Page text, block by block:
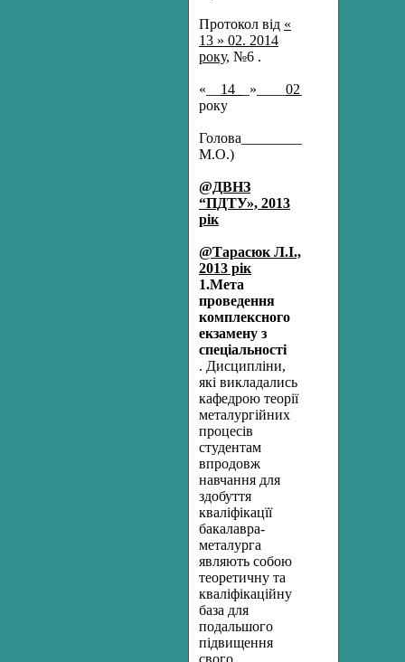
Протокол від «
13 » 02. 2014
року, №6 .
«__ 14_ _»____ 02
року
М.О.)
@ДВНЗ
“ПДТУ», 2013
рік
@Тарасюк Л.І.,
2013 рік
1.Мета
проведення
комплексного
екзамену з
спеціальності
. Дисципліни,
які викладались
кафедрою теорії
металургійних
процесів
студентам
впродовж
навчання для
здобуття
кваліфікацїї
бакалавра-
металурга
являють собою
теоретичну та
кваліфікаційну
база для
подальшого
підвищення
свого